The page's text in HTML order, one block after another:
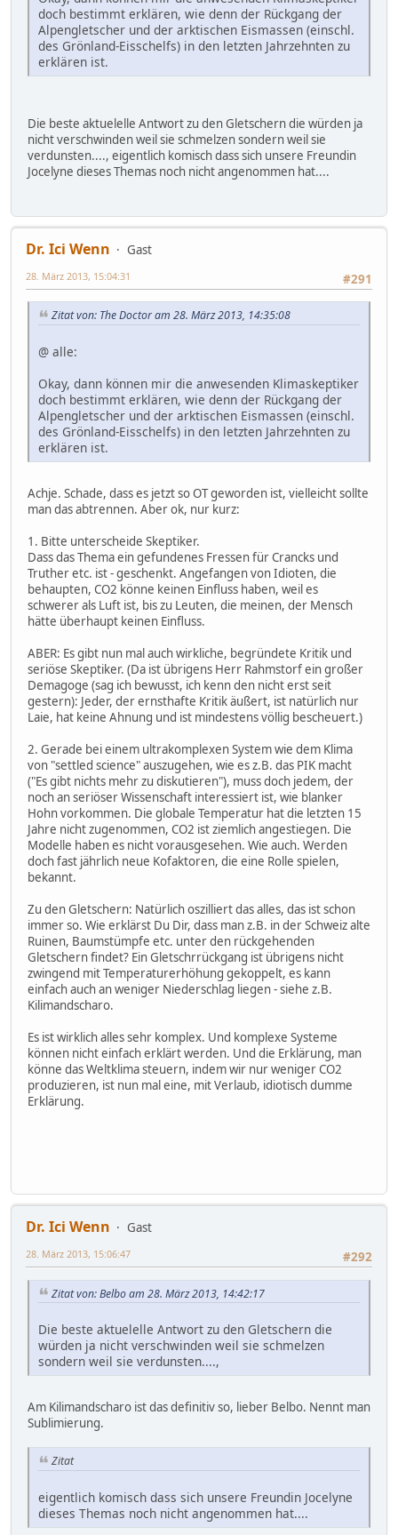
doch bestimmt erklären, wie denn der Rückgang der
Alpengletscher und der arktischen Eismassen (einschl.
des Grönland-Eisschelfs) in den letzten Jahrzehnten zu
erklären ist.
Die beste aktuelelle Antwort zu den Gletschern die würden ja
nicht verschwinden weil sie schmelzen sondern weil sie
verdunsten...., eigentlich komisch dass sich unsere Freundin
Jocelyne dieses Themas noch nicht angenommen hat....
Dr. Ici Wenn
Gast
#291
28. März 2013, 15:04:31
Zitat von: The Doctor am 28. März 2013, 14:35:08
@ alle:
Okay, dann können mir die anwesenden Klimaskeptiker
doch bestimmt erklären, wie denn der Rückgang der
Alpengletscher und der arktischen Eismassen (einschl.
des Grönland-Eisschelfs) in den letzten Jahrzehnten zu
erklären ist.
Achje. Schade, dass es jetzt so OT geworden ist, vielleicht sollte
man das abtrennen. Aber ok, nur kurz:
1. Bitte unterscheide Skeptiker.
Dass das Thema ein gefundenes Fressen für Crancks und
Truther etc. ist - geschenkt. Angefangen von Idioten, die
behaupten, CO2 könne keinen Einfluss haben, weil es
schwerer als Luft ist, bis zu Leuten, die meinen, der Mensch
hätte überhaupt keinen Einfluss.
ABER: Es gibt nun mal auch wirkliche, begründete Kritik und
seriöse Skeptiker. (Da ist übrigens Herr Rahmstorf ein großer
Demagoge (sag ich bewusst, ich kenn den nicht erst seit
gestern): Jeder, der ernsthafte Kritik äußert, ist natürlich nur
Laie, hat keine Ahnung und ist mindestens völlig bescheuert.)
2. Gerade bei einem ultrakomplexen System wie dem Klima
von "settled science" auszugehen, wie es z.B. das PIK macht
("Es gibt nichts mehr zu diskutieren"), muss doch jedem, der
noch an seriöser Wissenschaft interessiert ist, wie blanker
Hohn vorkommen. Die globale Temperatur hat die letzten 15
Jahre nicht zugenommen, CO2 ist ziemlich angestiegen. Die
Modelle haben es nicht vorausgesehen. Wie auch. Werden
doch fast jährlich neue Kofaktoren, die eine Rolle spielen,
bekannt.
Zu den Gletschern: Natürlich oszilliert das alles, das ist schon
immer so. Wie erklärst Du Dir, dass man z.B. in der Schweiz alte
Ruinen, Baumstümpfe etc. unter den rückgehenden
Gletschern findet? Ein Gletschrrückgang ist übrigens nicht
zwingend mit Temperaturerhöhung gekoppelt, es kann
einfach auch an weniger Niederschlag liegen - siehe z.B.
Kilimandscharo.
Es ist wirklich alles sehr komplex. Und komplexe Systeme
können nicht einfach erklärt werden. Und die Erklärung, man
könne das Weltklima steuern, indem wir nur weniger CO2
produzieren, ist nun mal eine, mit Verlaub, idiotisch dumme
Erklärung.
Dr. Ici Wenn
Gast
#292
28. März 2013, 15:06:47
Zitat von: Belbo am 28. März 2013, 14:42:17
Die beste aktuelelle Antwort zu den Gletschern die
würden ja nicht verschwinden weil sie schmelzen
sondern weil sie verdunsten....,
Am Kilimandscharo ist das definitiv so, lieber Belbo. Nennt man
Sublimierung.
Zitat
eigentlich komisch dass sich unsere Freundin Jocelyne
dieses Themas noch nicht angenommen hat....